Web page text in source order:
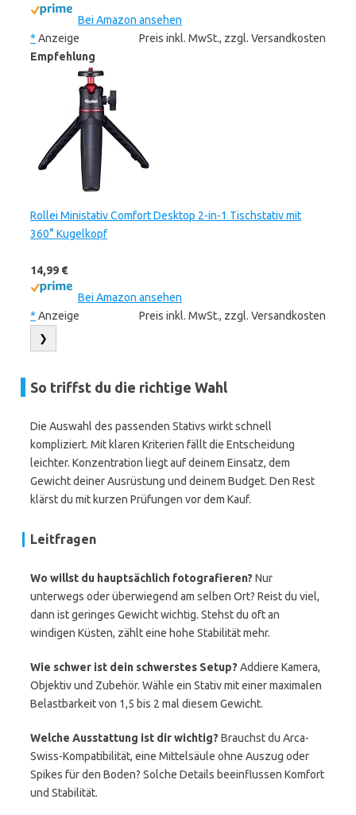
Bei Amazon ansehen
* Anzeige
Preis inkl. MwSt., zzgl. Versandkosten
Empfehlung
Rollei Ministativ Comfort Desktop 2-in-1 Tischstativ mit
360° Kugelkopf
14,99 €
Bei Amazon ansehen
* Anzeige Preis inkl. MwSt., zzgl. Versandkosten
❯
So triffst du die richtige Wahl
Die Auswahl des passenden Stativs wirkt schnell
kompliziert. Mit klaren Kriterien fällt die Entscheidung
leichter. Konzentration liegt auf deinem Einsatz, dem
Gewicht deiner Ausrüstung und deinem Budget. Den Rest
klärst du mit kurzen Prüfungen vor dem Kauf.
Leitfragen
Wo willst du hauptsächlich fotografieren? Nur
unterwegs oder überwiegend am selben Ort? Reist du viel,
dann ist geringes Gewicht wichtig. Stehst du oft an
windigen Küsten, zählt eine hohe Stabilität mehr.
Wie schwer ist dein schwerstes Setup? Addiere Kamera,
Objektiv und Zubehör. Wähle ein Stativ mit einer maximalen
Belastbarkeit von 1,5 bis 2 mal diesem Gewicht.
Welche Ausstattung ist dir wichtig? Brauchst du Arca-
Swiss-Kompatibilität, eine Mittelsäule ohne Auszug oder
Spikes für den Boden? Solche Details beeinflussen Komfort
und Stabilität.